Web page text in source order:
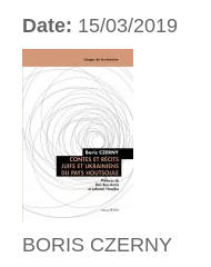
Date: 15/03/2019
BORIS CZERNY